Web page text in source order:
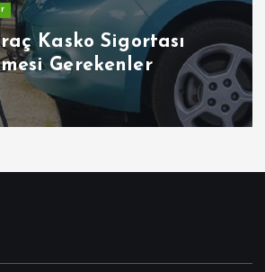
Kasko Sigortası
Gerekenler